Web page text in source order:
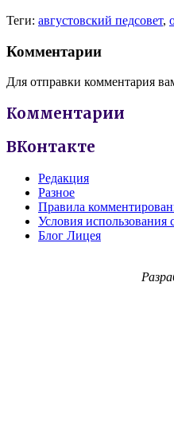
Теги: августовский педсовет,
Комментарии
Для отправки комментария
Комментарии
ВКонтакте
Редакция
Разное
Правила
Условия использования
Блог Лицея